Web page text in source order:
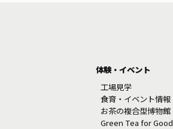
体験・イベント
工場見学
食育・イベント情報
お茶の複合型博物館
Green Tea for Good